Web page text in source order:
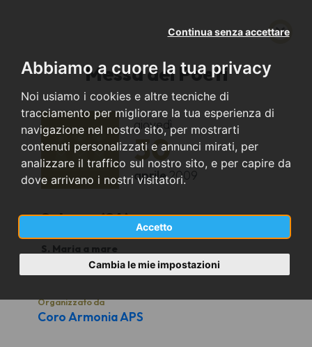
Abbiamo a cuore la tua privacy
Noi usiamo i cookies e altre tecniche di
tracciamento per migliorare la tua esperienza di
navigazione nel nostro sito, per mostrarti
contenuti personalizzati e annunci mirati, per
analizzare il traffico sul nostro sito, e per capire da
dove arrivano i nostri visitatori.
Accetto
Continua senza accettare
Cambia le mie impostazioni
Messa dei Poeti
giovedì
30
aprile 2009
Salerno (SA)
S. Maria a mare
Organizzato da
Coro Armonia APS